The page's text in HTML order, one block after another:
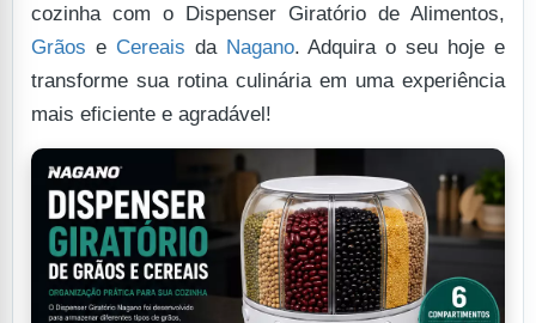
cozinha com o Dispenser Giratório de Alimentos,
Grãos e Cereais da Nagano. Adquira o seu hoje e
transforme sua rotina culinária em uma experiência
mais eficiente e agradável!